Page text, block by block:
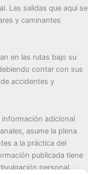
Las salidas que aquí se
y caminantes
en las rutas bajo su
contar con sus
accidentes y
información adicional
asume la plena
a la práctica del
publicada tiene
personal.